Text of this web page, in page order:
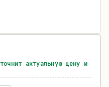
актуальную цену и